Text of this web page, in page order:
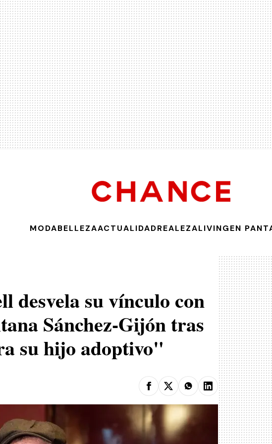
MODABELLEZAACTUALIDADREALEZALIVINGEN
desvela su vínculo con
Sánchez-Gijón tras
su hijo adoptivo"